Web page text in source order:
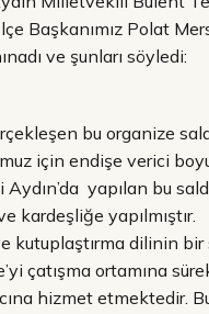
Başkanımız Polat
ve şunları söyledi:
bu organize
için endişe verici
yapılan bu
kardeşliğe yapılmıştır.
kutuplaştırma dilinin bir
çatışma ortamına
hizmet etmektedir.